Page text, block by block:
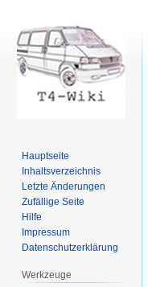
Hauptseite
Inhaltsverzeichnis
Letzte Änderungen
Zufällige Seite
Hilfe
Impressum
Datenschutzerklärung
Werkzeuge